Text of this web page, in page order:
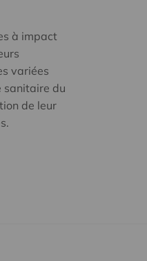
à impact
variées
sanitaire du
de leur